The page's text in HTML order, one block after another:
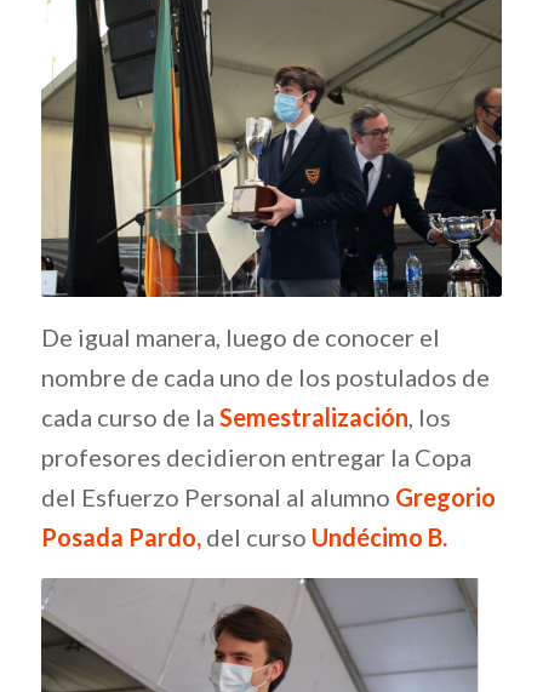
De igual manera, luego de conocer el
nombre de cada uno de los postulados de
cada curso de la Semestralización , los
profesores decidieron entregar la Copa
del Esfuerzo Personal al alumno Gregorio
Posada Pardo,del curso Undécimo B.